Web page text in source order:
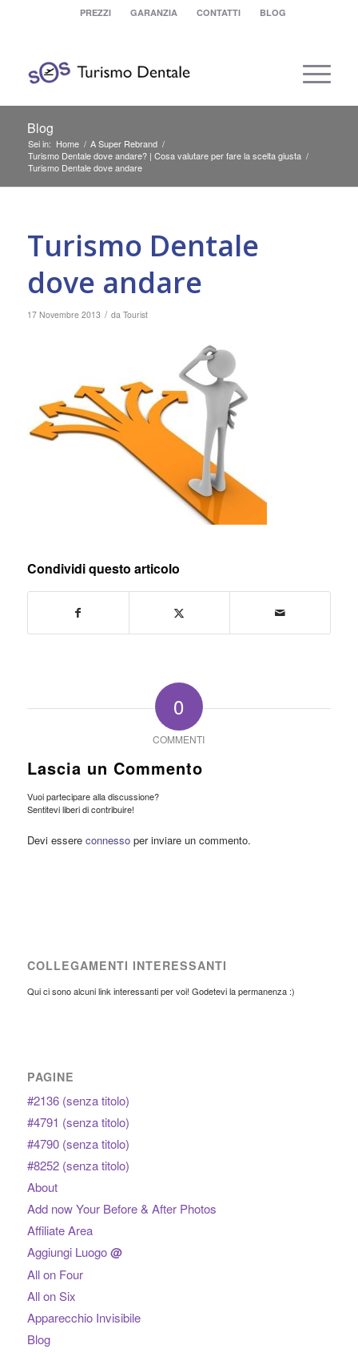
PREZZI GARANZIA CONTATTI BLOG
Blog
Sei in: Home / A Super Rebrand /
Turismo Dentale dove andare? | Cosa valutare per fare la scelta giusta /
Turismo Dentale dove andare
Turismo Dentale
dove andare
17 Novembre 2013 / da Tourist
Condividi questo articolo
0
COMMENTI
Lascia un Commento
Vuoi partecipare alla discussione?
Sentitevi liberi di contribuire!
Devi essere connessoper inviare un commento.
COLLEGAMENTI INTERESSANTI
Qui ci sono alcuni link interessanti per voi! Godetevi la permanenza :)
PAGINE
#2136 (senza titolo)
#4791 (senza titolo)
#4790 (senza titolo)
#8252 (senza titolo)
About
Add now Your Before & After Photos
Affiliate Area
Aggiungi Luogo@
All on Four
All on Six
Apparecchio Invisibile
Blog